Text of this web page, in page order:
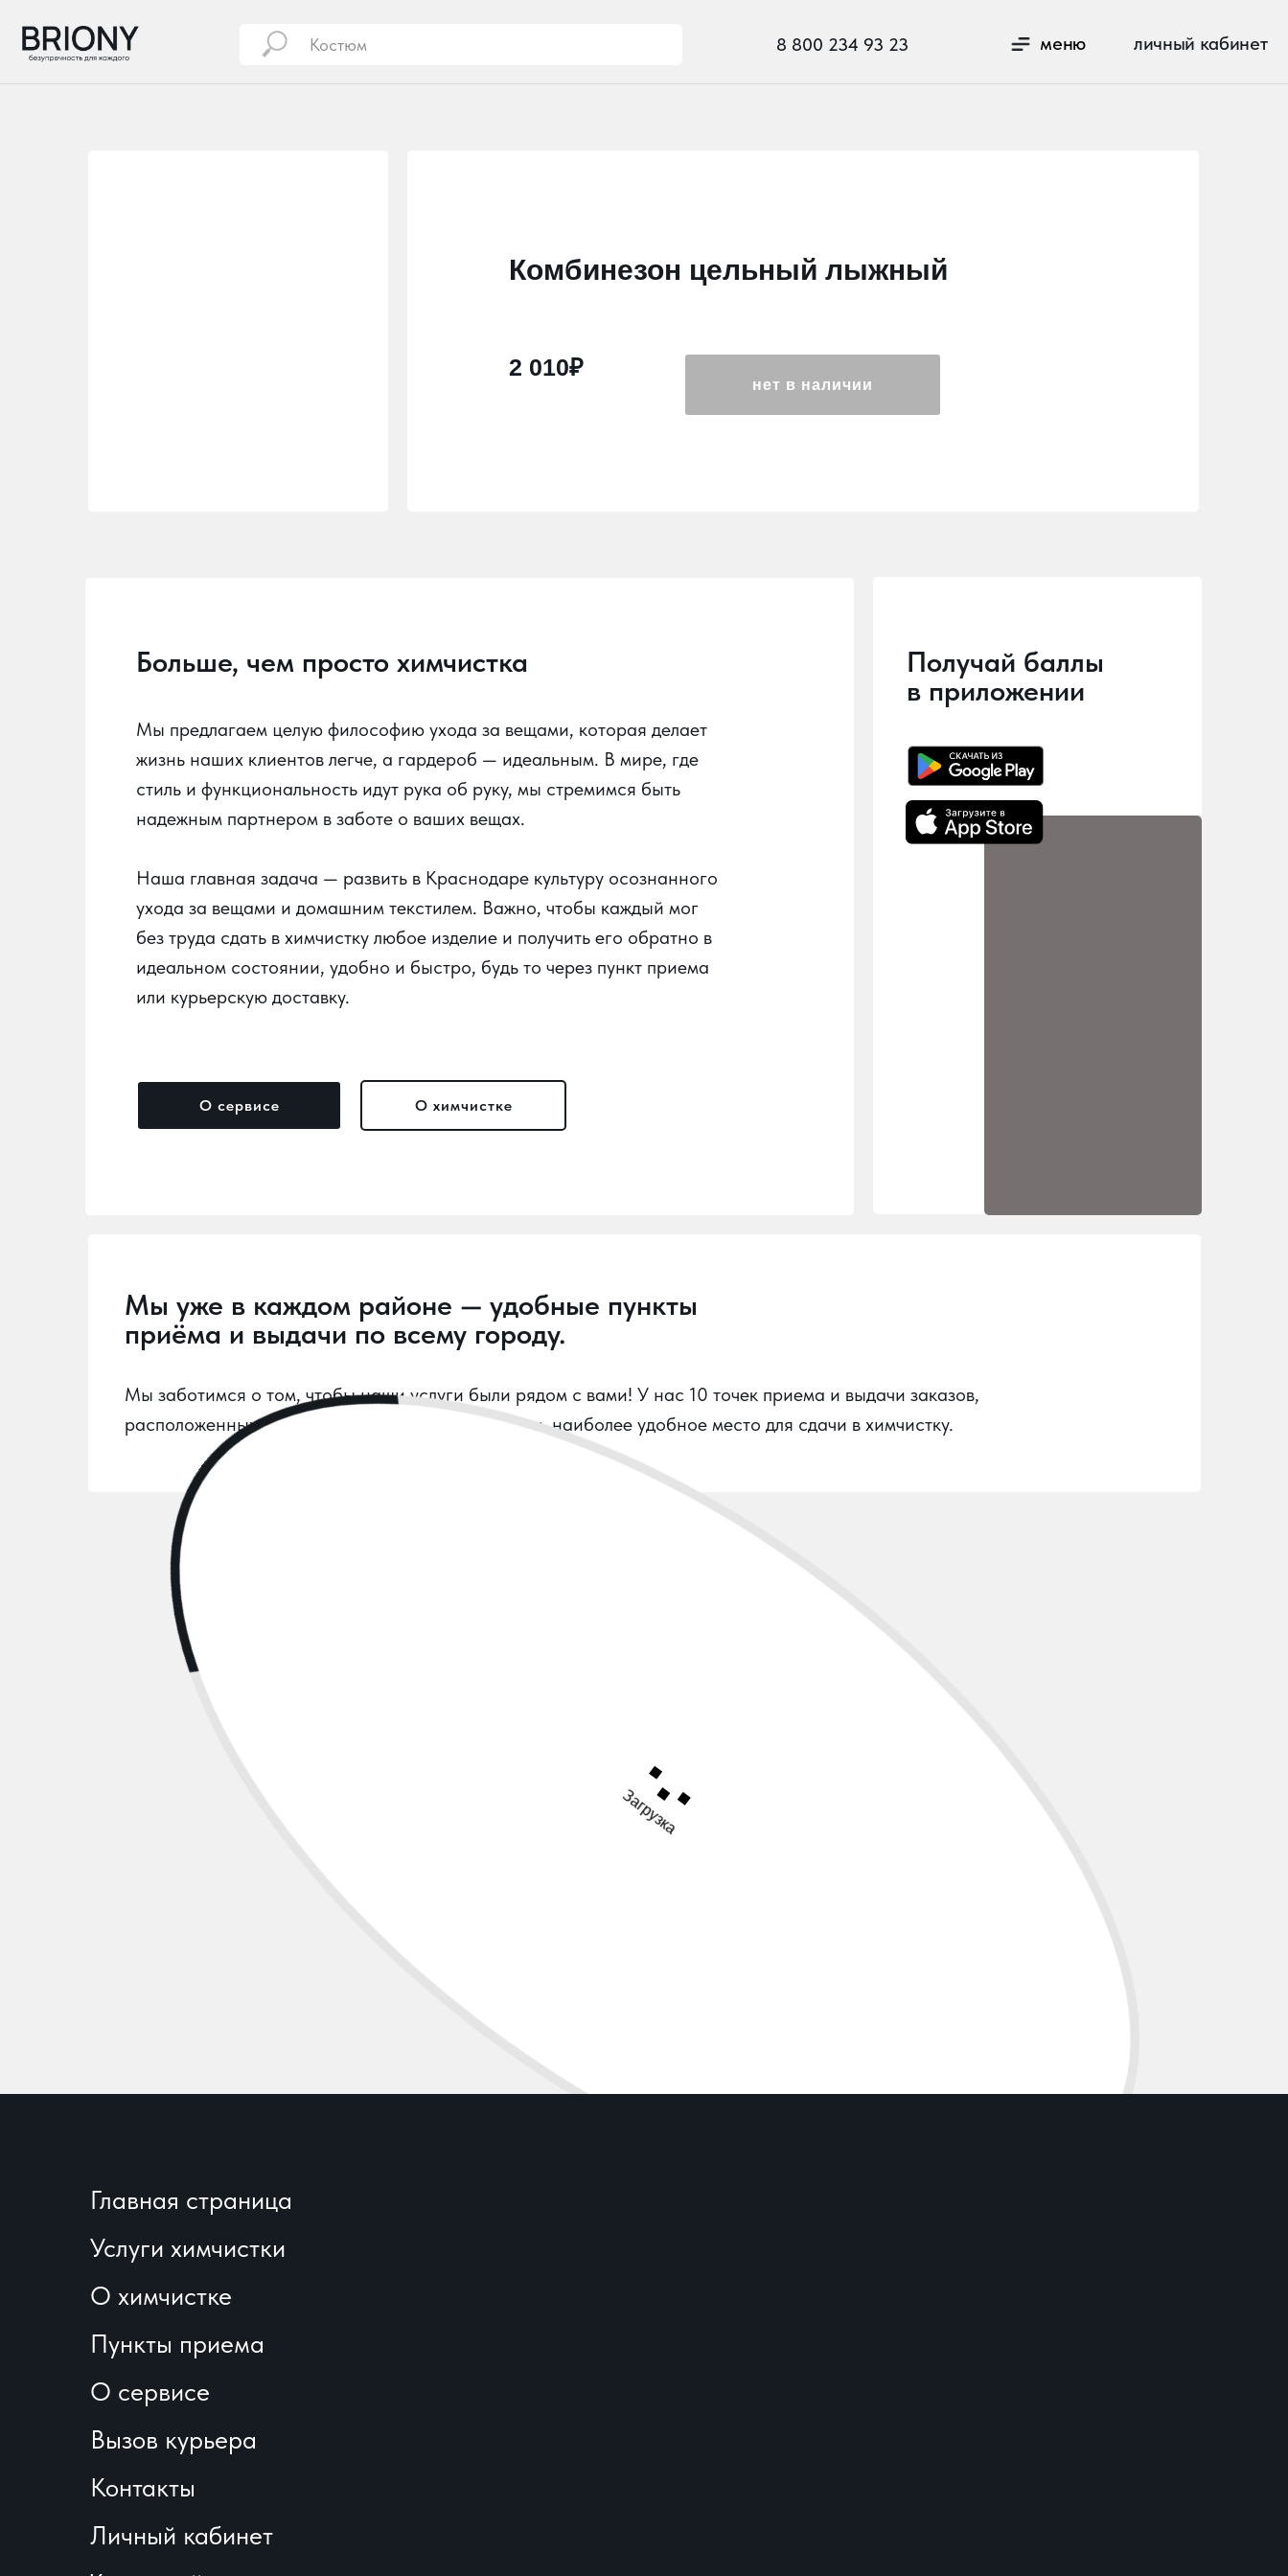
личный кабинет
8 800 234 93 23
Комбинезон цельный лыжный
нет в наличии
2 010₽
Больше, чем просто химчистка
Мы предлагаем целую философию ухода за вещами, которая делает
жизнь наших клиентов легче, а гардероб — идеальным. В мире, где
стиль и функциональность идут рука об руку, мы стремимся быть
надежным партнером в заботе о ваших вещах.
Наша главная задача — развить в Краснодаре культуру осознанного
ухода за вещами и домашним текстилем. Важно, чтобы каждый мог
без труда сдать в химчистку любое изделие и получить его обратно в
идеальном состоянии, удобно и быстро, будь то через пункт приема
или курьерскую доставку.
О сервисе О химчистке
Получай баллы
в приложении
Мы уже в каждом районе — удобные пункты
приёма и выдачи по всему городу.
Мы заботимся о том, чтобы наши услуги были рядом с вами! У нас 10 точек приема и выдачи заказов,
расположенных по всему городу, - можно выбрать наиболее удобное место для сдачи в химчистку.
Загрузка
Главная страница
Услуги химчистки
О химчистке
О сервисе
Вызов курьера
Пункты приема
Личный кабинет
Контакты